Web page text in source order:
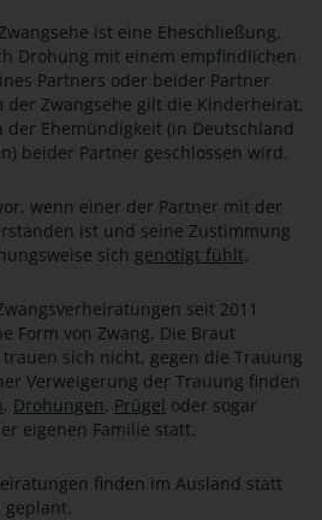
ist eine Eheschließung,
Drohung mit einem empfindlichen
Partners oder beider Partner
der Zwangsehe gilt die Kinderheirat,
der Ehemündigkeit (in Deutschland
beider Partner geschlossen wird.
wenn einer der Partner mit der
ist und seine Zustimmung
sich genötigt fühlt.
seit 2011
Form von Zwang. Die Braut
sich nicht, gegen die Trauung
Verweigerung der Trauung finden
, Drohungen, Prügel oder sogar
eigenen Familie statt.
finden im Ausland statt
geplant.